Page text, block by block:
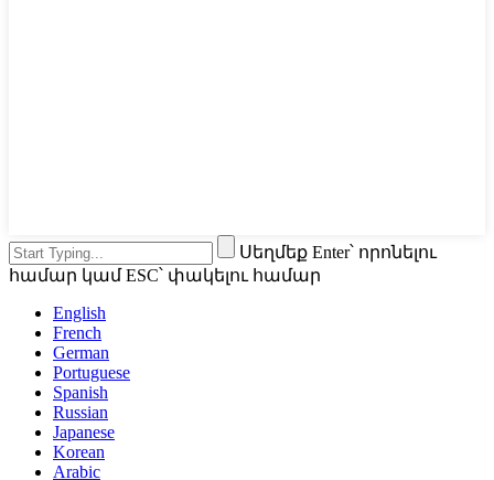
Սեղմեք Enter՝ որոնելու
համար կամ ESC՝ փակելու համար
English
French
German
Portuguese
Spanish
Russian
Japanese
Korean
Arabic